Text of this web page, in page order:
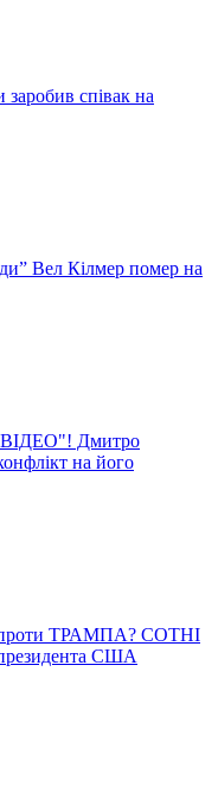
заробив співак на
Вел Кілмер помер на
Дмитро
на його
ТРАМПА? СОТНІ
США